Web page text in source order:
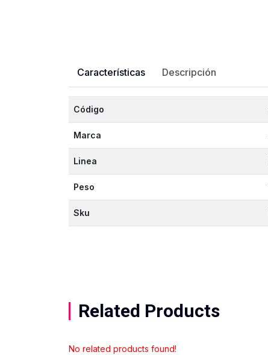
Características Descripción
Código
Marca
Linea
Peso
Sku
Related Products
No related products found!